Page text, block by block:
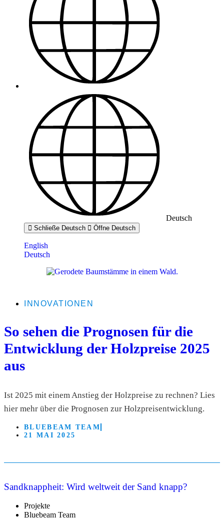
Deutsch
Schließe Deutsch Öffne Deutsch
English
Deutsch
INNOVATIONEN
So sehen die Prognosen für die
Entwicklung der Holzpreise 2025
aus
Ist 2025 mit einem Anstieg der Holzpreise zu rechnen? Lies
hier mehr über die Prognosen zur Holzpreisentwicklung.
BLUEBEAM TEAM
21 MAI 2025
Sandknappheit: Wird weltweit der Sand knapp?
Projekte
Bluebeam Team